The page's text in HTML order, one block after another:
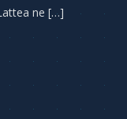
ne […]